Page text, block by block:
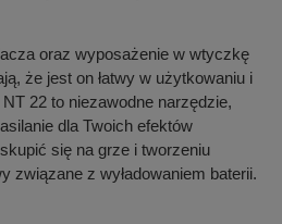
oraz wyposażenie w wtyczkę
że jest on łatwy w użytkowaniu i
22 to niezawodne narzędzie,
dla Twoich efektów
się na grze i tworzeniu
związane z wyładowaniem baterii.